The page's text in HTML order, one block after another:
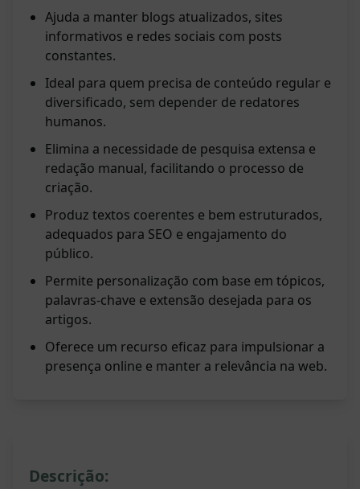
Ajuda a manter blogs atualizados, sites
informativos e redes sociais com posts
constantes.
Ideal para quem precisa de conteúdo regular e
diversificado, sem depender de redatores
humanos.
Elimina a necessidade de pesquisa extensa e
redação manual, facilitando o processo de
criação.
Produz textos coerentes e bem estruturados,
adequados para SEO e engajamento do
público.
Permite personalização com base em tópicos,
palavras-chave e extensão desejada para os
artigos.
Oferece um recurso eficaz para impulsionar a
presença online e manter a relevância na web.
Descrição: